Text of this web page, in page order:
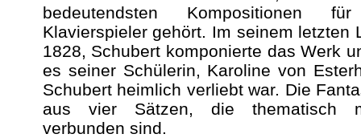
bedeutendsten Kompositionen
Klavierspieler gehört. Im seinem letzten
1828, Schubert komponierte das Werk
es seiner Schülerin, Karoline von
Schubert heimlich verliebt war. Die
aus vier Sätzen, die thematisch
verbunden sind.